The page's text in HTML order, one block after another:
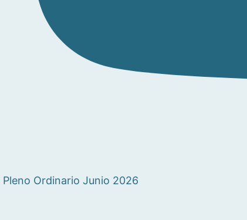
Pleno Ordinario Junio 2026